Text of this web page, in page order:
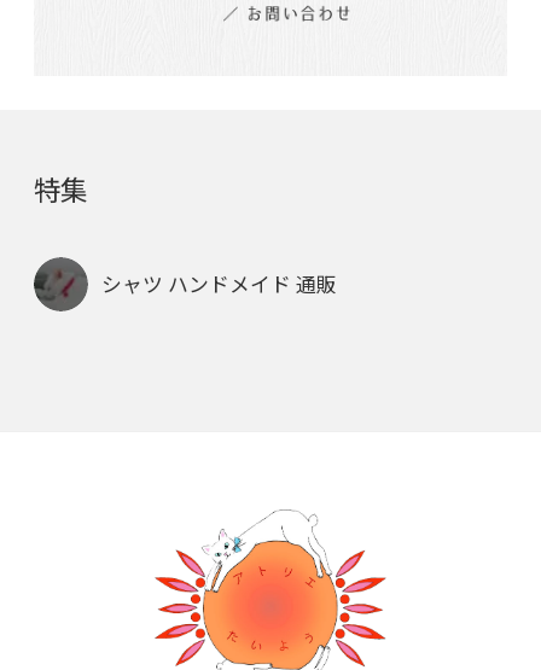
特集
シャツ ハンドメイド 通販